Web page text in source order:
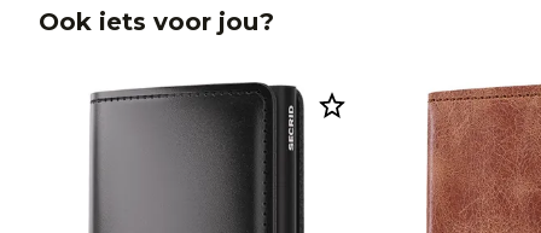
Ook iets voor jou?